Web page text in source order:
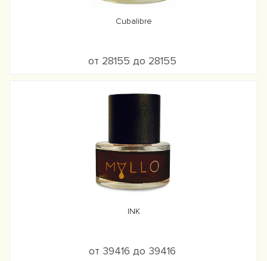
Cubalibre
от 28155 до 28155
INK
от 39416 до 39416